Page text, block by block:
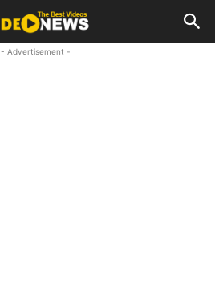
- Advertisement -